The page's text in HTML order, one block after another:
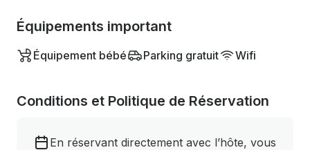
Équipements important
Équipement bébé Parking gratuit Wifi
Conditions et Politique de Réservation
En réservant directement avec l’hôte, vous